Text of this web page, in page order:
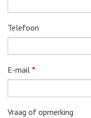
Telefoon
E-mail *
Vraag of opmerking